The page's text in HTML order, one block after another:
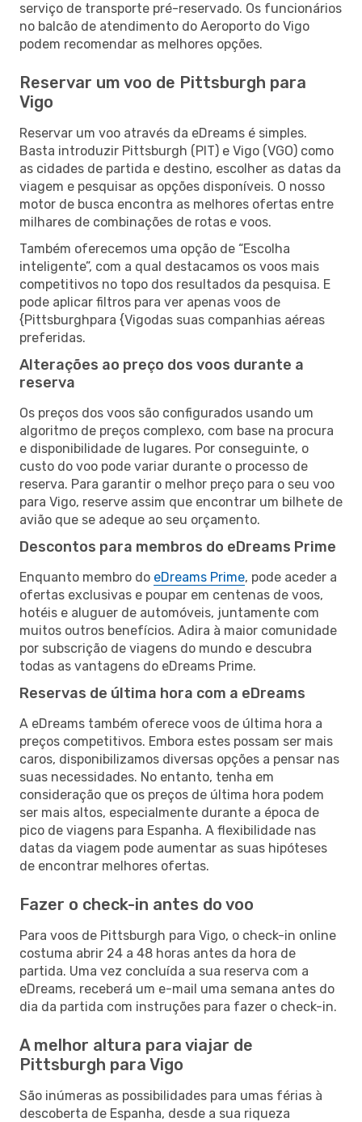
serviço de transporte pré-reservado. Os funcionários
no balcão de atendimento do Aeroporto do Vigo
podem recomendar as melhores opções.
Reservar um voo de Pittsburgh para
Vigo
Reservar um voo através da eDreams é simples.
Basta introduzir Pittsburgh (PIT) e Vigo (VGO) como
as cidades de partida e destino, escolher as datas da
viagem e pesquisar as opções disponíveis. O nosso
motor de busca encontra as melhores ofertas entre
milhares de combinações de rotas e voos.
Também oferecemos uma opção de “Escolha
inteligente”, com a qual destacamos os voos mais
competitivos no topo dos resultados da pesquisa. E
pode aplicar filtros para ver apenas voos de
{Pittsburghpara {Vigodas suas companhias aéreas
preferidas.
Alterações ao preço dos voos durante a
reserva
Os preços dos voos são configurados usando um
algoritmo de preços complexo, com base na procura
e disponibilidade de lugares. Por conseguinte, o
custo do voo pode variar durante o processo de
reserva. Para garantir o melhor preço para o seu voo
para Vigo, reserve assim que encontrar um bilhete de
avião que se adeque ao seu orçamento.
Descontos para membros do eDreams Prime
Enquanto membro do eDreams Prime, pode aceder a
ofertas exclusivas e poupar em centenas de voos,
hotéis e aluguer de automóveis, juntamente com
muitos outros benefícios. Adira à maior comunidade
por subscrição de viagens do mundo e descubra
todas as vantagens do eDreams Prime.
Reservas de última hora com a eDreams
A eDreams também oferece voos de última hora a
preços competitivos. Embora estes possam ser mais
caros, disponibilizamos diversas opções a pensar nas
suas necessidades. No entanto, tenha em
consideração que os preços de última hora podem
ser mais altos, especialmente durante a época de
pico de viagens para Espanha. A flexibilidade nas
datas da viagem pode aumentar as suas hipóteses
de encontrar melhores ofertas.
Fazer o check-in antes do voo
Para voos de Pittsburgh para Vigo, o check-in online
costuma abrir 24 a 48 horas antes da hora de
partida. Uma vez concluída a sua reserva com a
eDreams, receberá um e-mail uma semana antes do
dia da partida com instruções para fazer o check-in.
A melhor altura para viajar de
Pittsburgh para Vigo
São inúmeras as possibilidades para umas férias à
descoberta de Espanha, desde a sua riqueza